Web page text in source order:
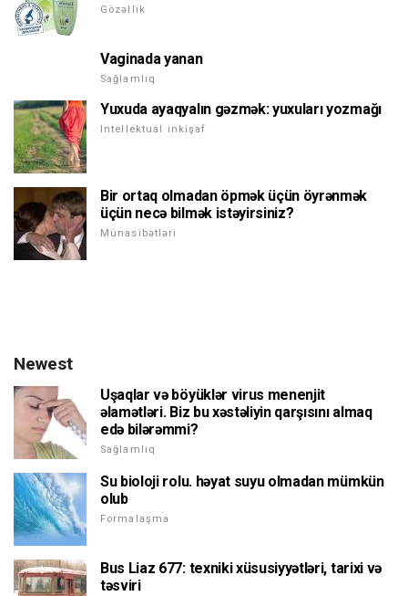
Gözəllik
Vaginada yanan
Sağlamlıq
Yuxuda ayaqyalın gəzmək: yuxuları yozmağı
Intellektual inkişaf
Bir ortaq olmadan öpmək üçün öyrənmək
üçün necə bilmək istəyirsiniz?
Münasibətləri
Newest
Uşaqlar və böyüklər virus menenjit
əlamətləri. Biz bu xəstəliyin qarşısını almaq
edə bilərəmmi?
Sağlamlıq
Su bioloji rolu. həyat suyu olmadan mümkün
olub
Formalaşma
Bus Liaz 677: texniki xüsusiyyətləri, tarixi və
təsviri